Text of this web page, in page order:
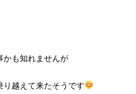
かも知れませんが
越えて来たそうです